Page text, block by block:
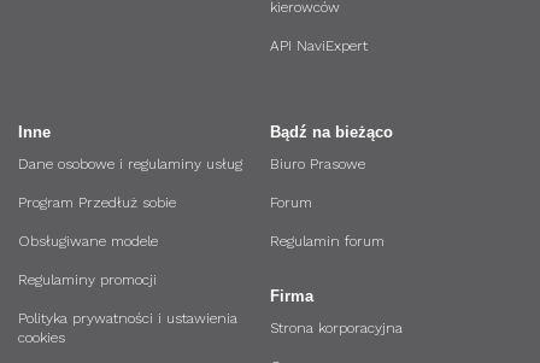
kierowców
API NaviExpert
Bądź na bieżąco
Biuro Prasowe
Forum
Regulamin forum
Firma
Strona korporacyjna
Inne
Dane osobowe i regulaminy usług
Program Przedłuż sobie
Obsługiwane modele
Regulaminy promocji
Polityka prywatności i ustawienia
cookies